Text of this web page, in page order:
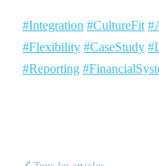
#Integration #CultureFit
#Flexibility #CaseStudy
#Reporting